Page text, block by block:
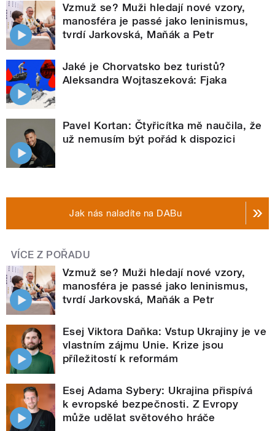
Vzmuž se? Muži hledají nové vzory,
manosféra je passé jako leninismus,
tvrdí Jarkovská, Maňák a Petr
Jaké je Chorvatsko bez turistů?
Aleksandra Wojtaszeková: Fjaka
Pavel Kortan: Čtyřicítka mě naučila, že
už nemusím být pořád k dispozici
Jak nás naladíte na DABu
VÍCE Z POŘADU
Vzmuž se? Muži hledají nové vzory,
manosféra je passé jako leninismus,
tvrdí Jarkovská, Maňák a Petr
Esej Viktora Daňka: Vstup Ukrajiny je ve
vlastním zájmu Unie. Krize jsou
příležitostí k reformám
Esej Adama Sybery: Ukrajina přispívá
k evropské bezpečnosti. Z Evropy
může udělat světového hráče